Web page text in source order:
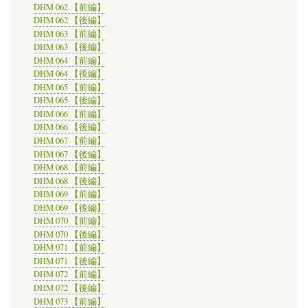
DHM 062 【前編】
DHM 062 【後編】
DHM 063 【前編】
DHM 063 【後編】
DHM 064 【前編】
DHM 064 【後編】
DHM 065 【前編】
DHM 065 【後編】
DHM 066 【前編】
DHM 066 【後編】
DHM 067 【前編】
DHM 067 【後編】
DHM 068 【前編】
DHM 068 【後編】
DHM 069 【前編】
DHM 069 【後編】
DHM 070 【前編】
DHM 070 【後編】
DHM 071 【前編】
DHM 071 【後編】
DHM 072 【前編】
DHM 072 【後編】
DHM 073 【前編】